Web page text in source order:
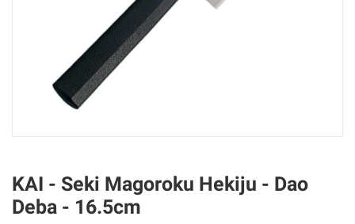
KAI - Seki Magoroku Hekiju - Dao
Deba - 16.5cm